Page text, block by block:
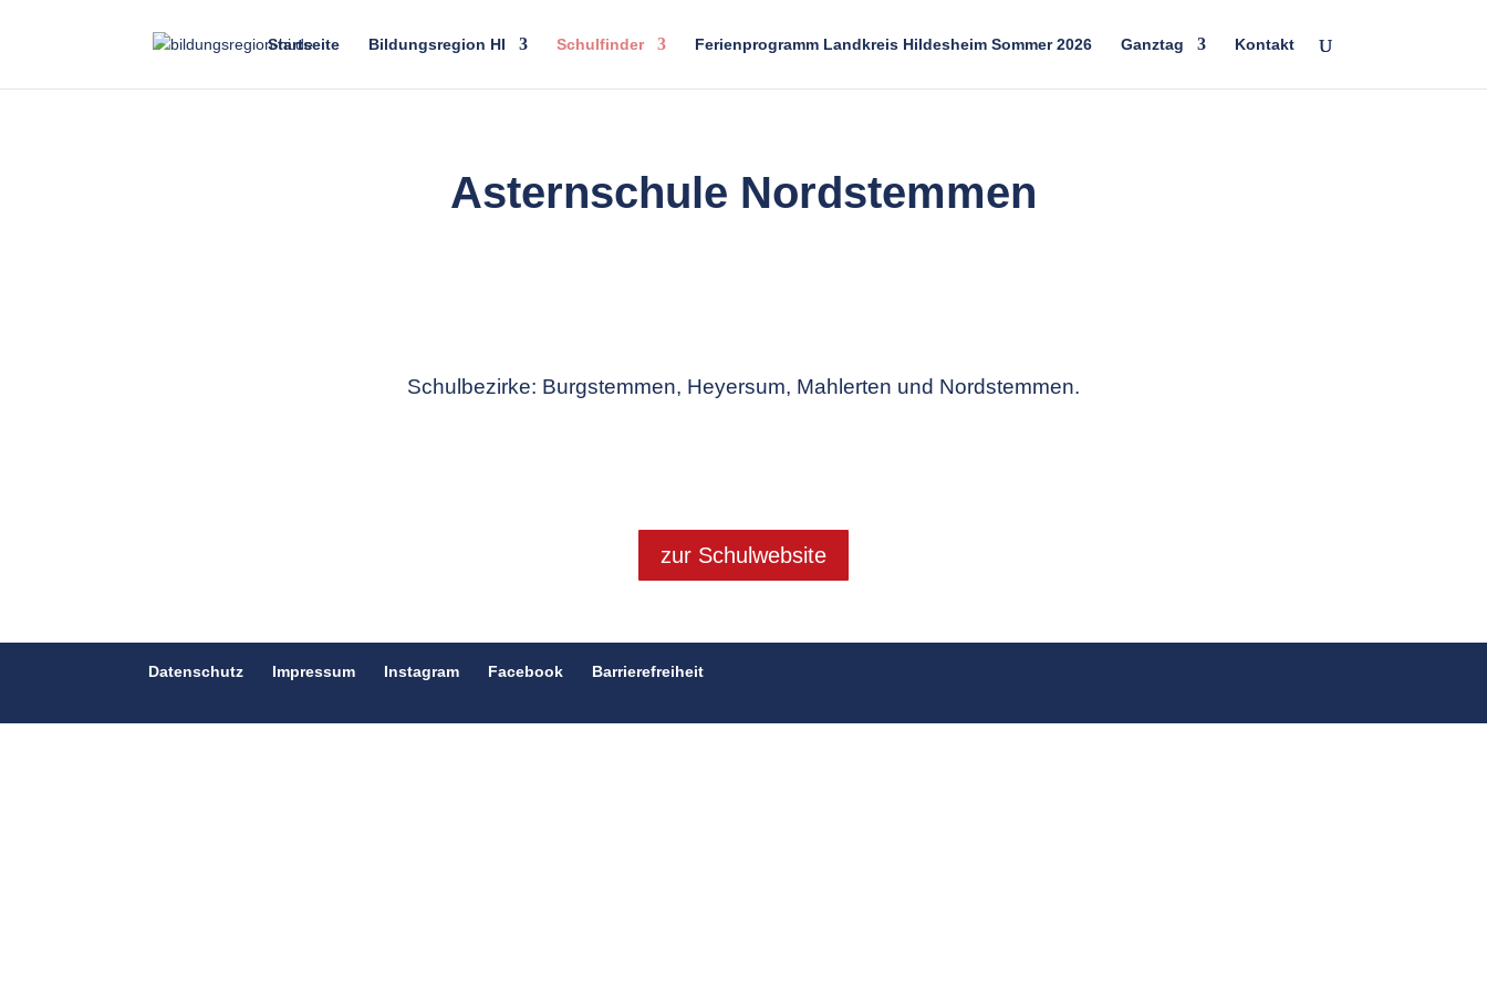
Startseite Bildungsregion HI Schulfinder Ferienprogramm Landkreis Hildesheim Sommer 2026 Ganztag Kontakt
Asternschule Nordstemmen
Schulbezirke: Burgstemmen, Heyersum, Mahlerten und Nordstemmen.
zur Schulwebsite
Datenschutz Impressum Instagram Facebook Barrierefreiheit